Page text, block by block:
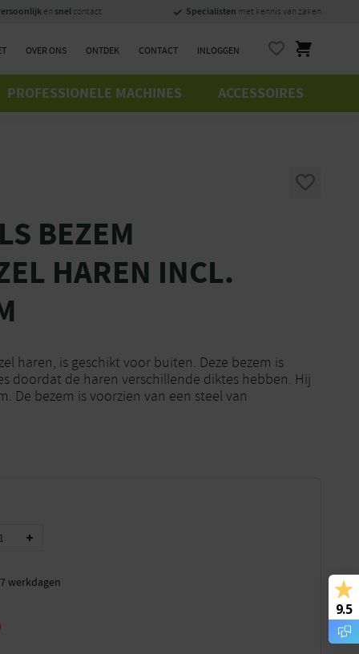
en snel contact Specialisten met kennis van zaken
OVER ONS ONTDEK CONTACT INLOGGEN
PROFESSIONELE MACHINES ACCESSOIRES
BEZEM
HAREN INCL.
haren, is geschikt voor buiten. Deze bezem is
doordat de haren verschillende diktes hebben. Hij
De bezem is voorzien van een steel van
werkdagen
9.5